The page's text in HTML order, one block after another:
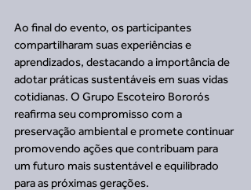
Ao final do evento, os participantes
compartilharam suas experiências e
aprendizados, destacando a importância de
adotar práticas sustentáveis em suas vidas
cotidianas. O Grupo Escoteiro Bororós
reafirma seu compromisso com a
preservação ambiental e promete continuar
promovendo ações que contribuam para
um futuro mais sustentável e equilibrado
para as próximas gerações.